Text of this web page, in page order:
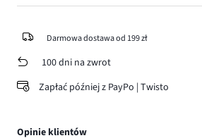
Darmowa dostawa od 199 zł
100 dni na zwrot
Zapłać później z PayPo | Twisto
Opinie klientów